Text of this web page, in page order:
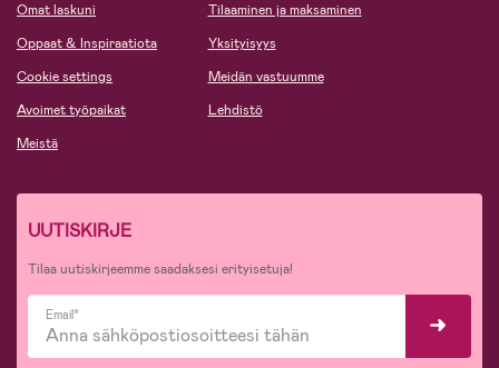
Omat laskuni
Oppaat & Inspiraatiota
Cookie settings
Avoimet työpaikat
Meistä
Tilaaminen ja maksaminen
Yksityisyys
Meidän vastuumme
Lehdistö
UUTISKIRJE
Tilaa uutiskirjeemme saadaksesi erityisetuja!
Email*